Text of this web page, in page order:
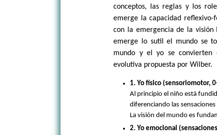
conceptos, las reglas y los
emerge la capacidad
con la emergencia de la visión
emerge lo sutil el mundo se
mundo y el yo se convierten
evolutiva propuesta por Wilber.
1. Yo físico (sensoriomotor,
Al principio el niño está
diferenciando las
La visión del mundo es
2. Yo emocional